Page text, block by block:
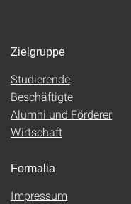
Zielgruppe
Studierende
Beschäftigte
Alumni und Förderer
Wirtschaft
Formalia
Impressum